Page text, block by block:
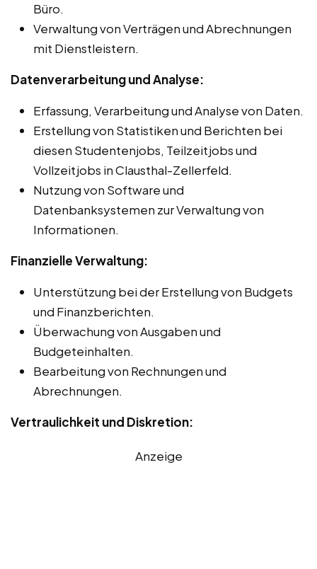
Büro.
Verwaltung von Verträgen und Abrechnungen
mit Dienstleistern.
Datenverarbeitung und Analyse:
Erfassung, Verarbeitung und Analyse von Daten.
Erstellung von Statistiken und Berichten bei
diesen Studentenjobs, Teilzeitjobs und
Vollzeitjobs in Clausthal-Zellerfeld.
Nutzung von Software und
Datenbanksystemen zur Verwaltung von
Informationen.
Finanzielle Verwaltung:
Unterstützung bei der Erstellung von Budgets
und Finanzberichten.
Überwachung von Ausgaben und
Budgeteinhalten.
Bearbeitung von Rechnungen und
Abrechnungen.
Vertraulichkeit und Diskretion:
Anzeige